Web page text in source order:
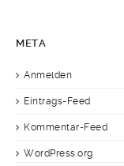
META
Anmelden
Eintrags-Feed
Kommentar-Feed
WordPress.org